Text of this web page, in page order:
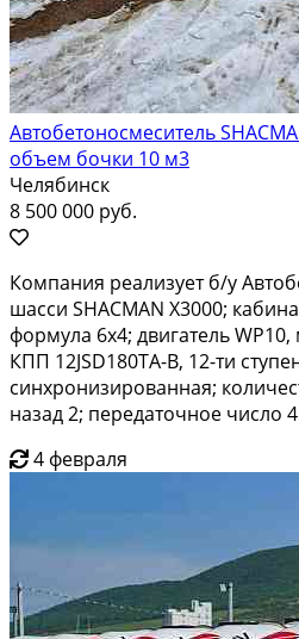
Автобетоносмеситель
объем бочки 10 м3
Челябинск
8 500 000 руб.
Компания реализует б/у
шасси SHACMAN X3000;
формула 6х4; двигатель
КПП 12JSD180TA-B, 12-ти
синхронизированная;
назад 2; передаточное число
4 февраля